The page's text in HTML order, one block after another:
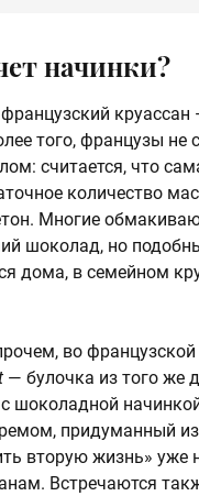
начинки?
круассан
того, французы
считается, что
количество
Многие
шоколад, но
дома, в семейном
во французской
— булочка из того же
с шоколадной
придуманный
вторую жизнь» уже
Встречаются